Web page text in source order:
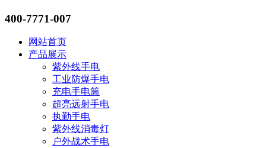
400-7771-007
网站首页
产品展示
紫外线手电
工业防爆手电
充电手电筒
超亮远射手电
执勤手电
紫外线消毒灯
户外战术手电